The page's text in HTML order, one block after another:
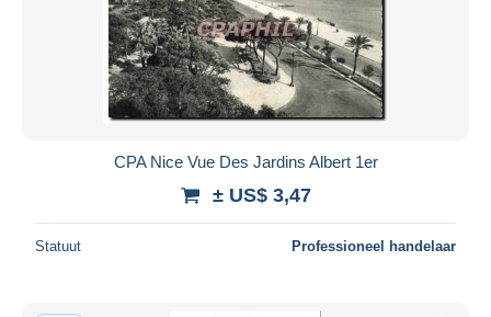
CPA Nice Vue Des Jardins Albert 1er
± US$ 3,47
Statuut Professioneel handelaar